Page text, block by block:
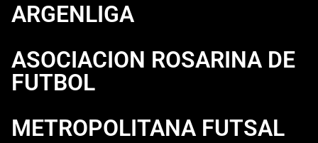
ARGENLIGA
ASOCIACION ROSARINA DE
FUTBOL
METROPOLITANA FUTSAL